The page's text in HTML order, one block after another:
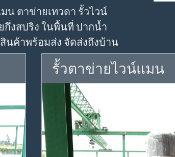
น ตาข่ายเทวดา รั้วไวน์
กึ่งสปริง ในพื้นที่ ปากน้ำ
นค้าพร้อมส่ง จัดส่งถึงบ้าน
รั้วตาข่ายไวน์แมน